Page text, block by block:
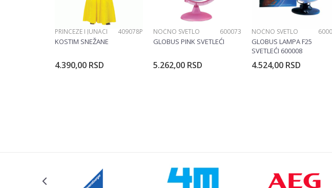
PRINCEZE I JUNACI 409078P
KOSTIM SNEŽANE
4.390,00 RSD
NOĆNO SVETLO 600073
GLOBUS PINK SVETLEĆI
5.262,00 RSD
NOĆNO SVETLO
GLOBUS LAMPA F25
SVETLEĆI 600008
4.524,00 RSD